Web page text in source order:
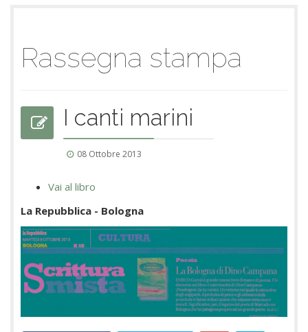
Rassegna stampa
I canti marini
08 Ottobre 2013
Vai al libro
La Repubblica - Bologna